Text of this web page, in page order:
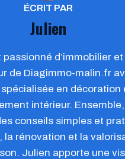
ÉCRIT PAR
Julien
d’immobilier et
de Diagimmo-malin.fr
en décoration
intérieur.
conseils simples et
la rénovation et la
Julien apporte une